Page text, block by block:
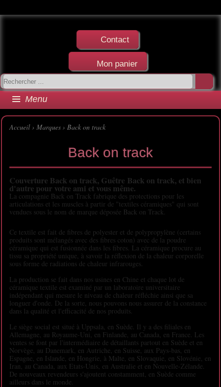
Contact
Mon panier
Menu
Accueil ›Marques › Back on track
Back on track
Couverture Back on track, Guêtre Back on track, et bien
d'autre pour votre ami et vous même.
La compagnie Back on Track fabrique des protections pour les
articulations et les muscles à partir de "textiles céramiques" qui sont
vendues sous le nom de marque déposée Back on Track.
Ce textile est fait de fibres de polyester et de polypropylène (certains
produits sont mélangés avec des fibres coton) avec de la poudre
céramique qui est fusionnée dans les fibres. La céramique procure au
tissu sa propriété unique, à savoir la réflexion de la chaleur corporelle
sous forme de radiations de chaleur infrarouges.
La production se fait dans nos usines en Chine et chaque lot de
céramique textile est examiné par un laboratoire universitaire
indépendant qui mesure le niveau de chaleur réfléchie ainsi que sa
longuer d'onde. De la sorte, nous pouvons nous assurer de la constance
dans la qualité et l'efficacité de nos produits.
Le siège social est situé à Uppsala, en Suède. Il y a des filiales en
Allemagne, au Royaume-Uni, en Finlande, au Canada, en France. Les
ventes se font par l'intermédiaire de détaillants partout en Suède et en
Norvège, au Danemark, en Autriche, en Suisse, aux Pays-bas, en
Espagne, en Islande, en Hongrie, à Malte, en Slovaquie, en Slovénie, en
Iran, au Canada, aux Etats-Unis, en Australie et en Nouvelle-Zélande.
De nouveaux revendeurs s'ajoutent constamment, en Suède comme
ailleurs dans le monde.